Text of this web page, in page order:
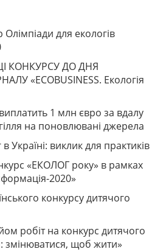
Олімпіади для екологів
КОНКУРСУ ДО ДНЯ
«ECOBUSINESS. Екологія
1 млн євро за вдалу
на поновлювані джерела
Україні: виклик для практиків
«ЕКОЛОГ року» в рамках
2020»
конкурсу дитячого
робіт на конкурс дитячого
змінюватися, щоб жити»